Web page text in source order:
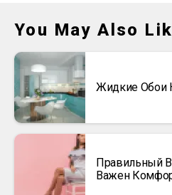
You May Also
Жидкие Обои
Правильный
Важен